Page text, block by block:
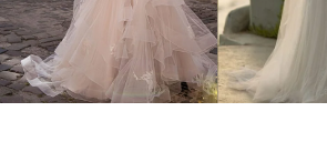
Poročna obleka 51
Poglej več